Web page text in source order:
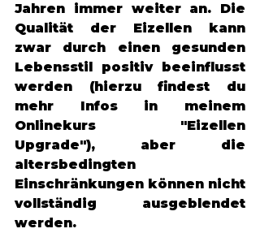
Jahren immer weiter an. Die
Qualität der Eizellen kann
zwar durch einen gesunden
Lebensstil positiv beeinflusst
werden (hierzu findest du
mehr Infos in meinem
Onlinekurs "Eizellen
Upgrade"), aber die
altersbedingten
Einschränkungen können nicht
vollständig ausgeblendet
werden.